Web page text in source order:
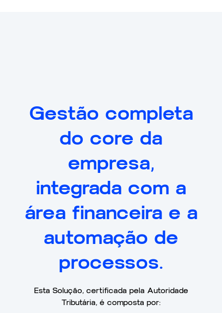
Gestão completa
do core da
empresa,
integrada com a
área financeira e a
automação de
processos.
Esta Solução, certificada pela Autoridade
Tributária, é composta por: